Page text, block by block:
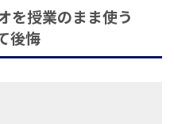
を授業のまま使う
後悔